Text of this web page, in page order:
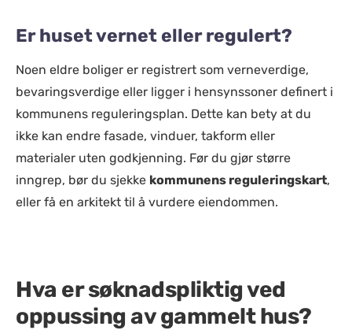
Er huset vernet eller regulert?
Noen eldre boliger er registrert som verneverdige,
bevaringsverdige eller ligger i hensynssoner definert i
kommunens reguleringsplan. Dette kan bety at du
ikke kan endre fasade, vinduer, takform eller
materialer uten godkjenning. Før du gjør større
inngrep, bør du sjekke kommunens reguleringskart,
eller få en arkitekt til å vurdere eiendommen.
Hva er søknadspliktig ved
oppussing av gammelt hus?